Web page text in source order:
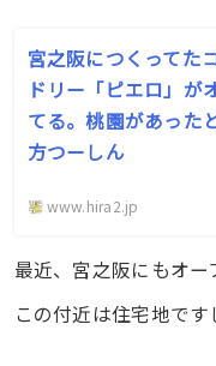
宮之阪につくってた
ドリー「ピエロ」が
てる。桃園があった
方つーしん
www.hira2.jp
最近、宮之阪にもオー
この付近は住宅地です